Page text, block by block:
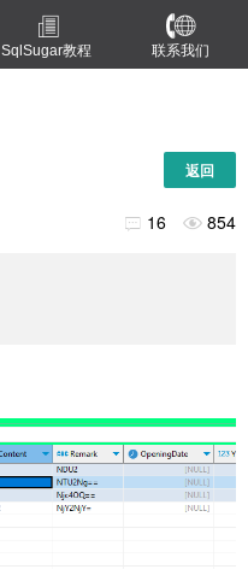
SqlSugar教程 联系我们
返回
 16  854